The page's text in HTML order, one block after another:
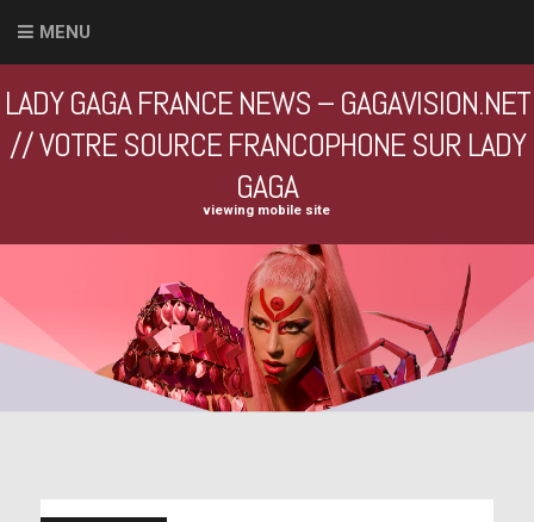
MENU
LADY GAGA FRANCE NEWS – GAGAVISION.NET
// VOTRE SOURCE FRANCOPHONE SUR LADY
GAGA
viewing mobile site